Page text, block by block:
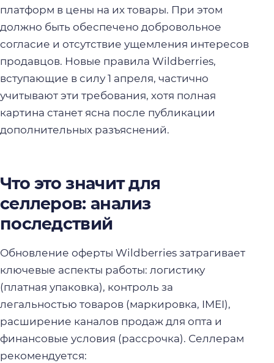
платформ в цены на их товары. При этом
должно быть обеспечено добровольное
согласие и отсутствие ущемления интересов
продавцов. Новые правила Wildberries,
вступающие в силу 1 апреля, частично
учитывают эти требования, хотя полная
картина станет ясна после публикации
дополнительных разъяснений.
Что это значит для
селлеров: анализ
последствий
Обновление оферты Wildberries затрагивает
ключевые аспекты работы: логистику
(платная упаковка), контроль за
легальностью товаров (маркировка, IMEI),
расширение каналов продаж для опта и
финансовые условия (рассрочка). Селлерам
рекомендуется: